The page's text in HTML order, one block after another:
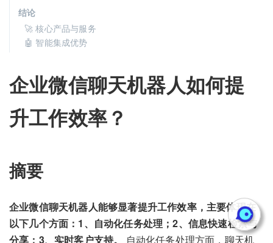
企业微信聊天机器人如何提
升工作效率？
摘要
企业微信聊天机器人能够显著提升工作效率，主要体现在
以下几个方面：1、自动化任务处理；2、信息快速检索与
分享；3、实时客户支持。
自动化任务处理方面，聊天机
结论
🚀 核心产品与服务
🤖 智能集成优势